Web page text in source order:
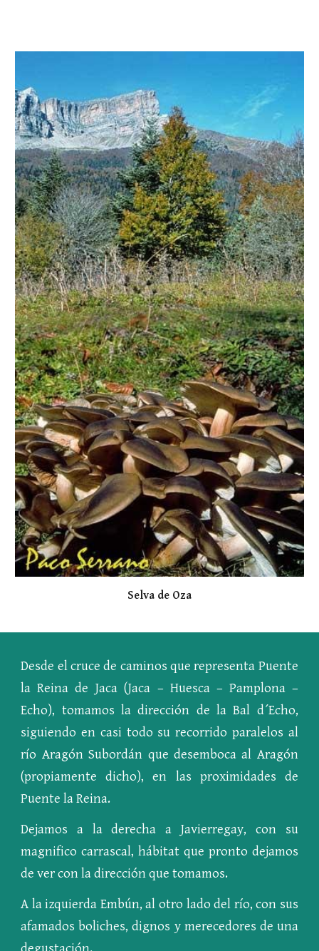
Selva de Oza
Desde el cruce de caminos que representa Puente
la Reina de Jaca (Jaca – Huesca – Pamplona –
Echo), tomamos la dirección de la Bal d´Echo,
siguiendo en casi todo su recorrido paralelos al
río Aragón Subordán que desemboca al Aragón
(propiamente dicho), en las proximidades de
Puente la Reina.
Dejamos a la derecha a Javierregay, con su
magnifico carrascal, hábitat que pronto dejamos
de ver con la dirección que tomamos.
A la izquierda Embún, al otro lado del río, con sus
afamados boliches, dignos y merecedores de una